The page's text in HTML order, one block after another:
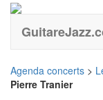
Agenda concerts >
Pierre Tranier